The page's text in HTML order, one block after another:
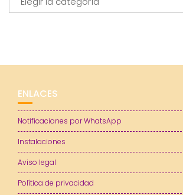
ENLACES
Notificaciones por WhatsApp
Instalaciones
Aviso legal
Política de privacidad